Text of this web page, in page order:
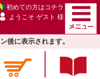
初めての方は コチラ
ようこそ ゲスト 様
後に表示されます。